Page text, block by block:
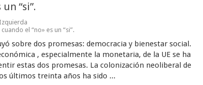
“si”.
Izquierda
el “no» es un “si”.
sobre dos promesas: democracia y bienestar social.
, especialmente la monetaria, de la UE se ha
estas dos promesas. La colonización neoliberal de
últimos treinta años ha sido ...